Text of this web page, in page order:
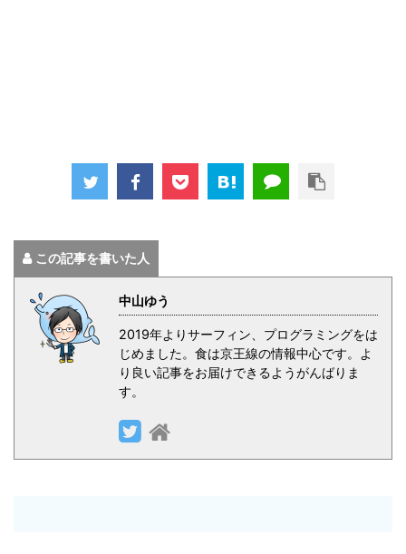
この記事を書いた人
中山ゆう
2019年よりサーフィン、プログラミングをは
じめました。食は京王線の情報中心です。よ
り良い記事をお届けできるようがんばりま
す。